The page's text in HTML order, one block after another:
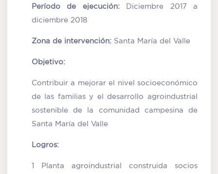
Período de ejecución:Diciembre 2017 a
diciembre 2018
Zona de intervención:Santa María del Valle
Objetivo:
Contribuir a mejorar el nivel socioeconómico
de las familias y el desarrollo agroindustrial
sostenible de la comunidad campesina de
Santa María del Valle
Logros:
1 Planta agroindustrial construida socios